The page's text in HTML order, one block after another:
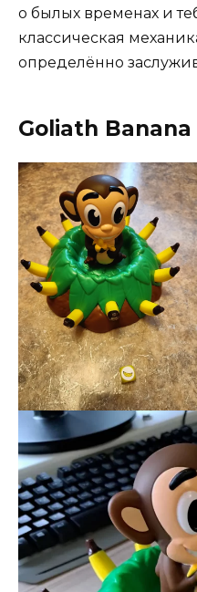
о былых временах и
классическая
определённо
Goliath